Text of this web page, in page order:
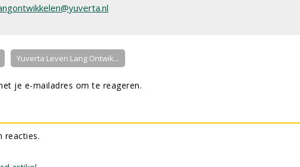
Yuverta Leven Lang Ontwik...
je e-mailadres om te reageren.
reacties.